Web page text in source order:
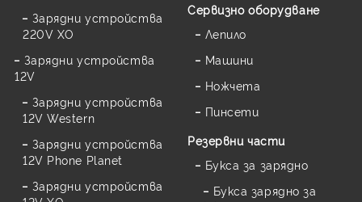
Зарядни устройства
220V XO
Зарядни устройства
12V
Зарядни устройства
12V Western
Зарядни устройства
12V Phone Planet
Зарядни устройства
Сервизно оборудване
Лепило
Машини
Ножчета
Пинсети
Резервни части
Букса за зарядно
Букса зарядно за